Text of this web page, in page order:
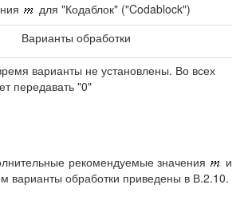
для "Кодаблок" ("Codablock")
Варианты обработки
варианты не установлены. Во всех
передавать "0"
рекомендуемые значения
и
варианты обработки приведены в В.2.10.